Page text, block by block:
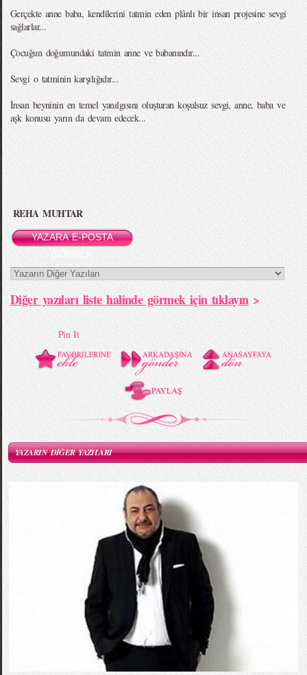
Gerçekte anne baba, kendilerini tatmin eden plânlı bir insan projesine sevgi
sağlarlar...
Çocuğun doğumundaki tatmin anne ve babanındır...
Sevgi o tatminin karşılığıdır...
İnsan beyninin en temel yanılgısını oluşturan koşulsuz sevgi, anne, baba ve
aşk konusu yarın da devam edecek...
REHA MUHTAR
YAZARA E-POSTA
Diğer yazıları liste halinde görmek için tıklayın>
Pin It
YAZARIN DİĞER YAZILARI